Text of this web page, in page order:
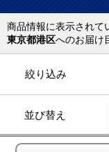
商品情報に表示されて
東京都港区へのお届け
絞り込み
並び替え